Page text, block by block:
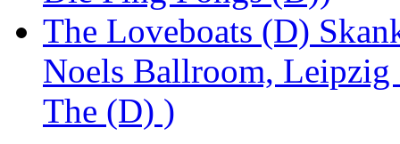
The Loveboats (D)
Noels Ballroom, Leipzig
The (D) )